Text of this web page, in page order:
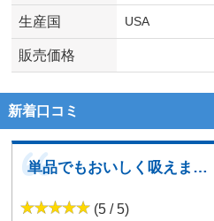
生産国 USA
販売価格
新着口コミ
単品でもおいしく吸えます。
(5 / 5)